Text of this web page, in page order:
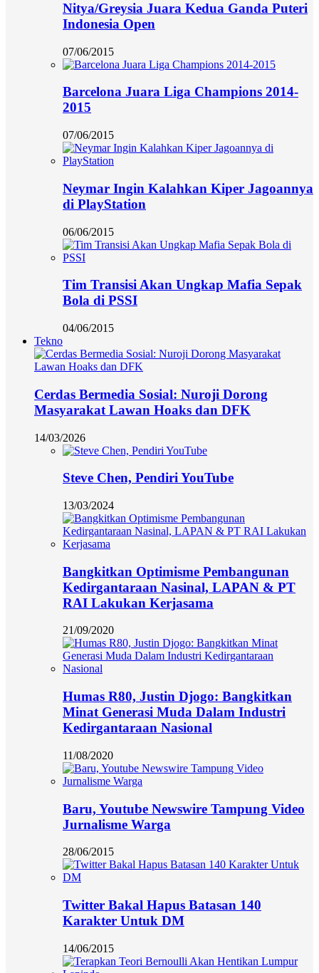
Nitya/Greysia Juara Kedua Ganda Puteri
Indonesia Open
07/06/2015
Barcelona Juara Liga Champions 2014-
2015
07/06/2015
Neymar Ingin Kalahkan Kiper Jagoannya
di PlayStation
06/06/2015
Tim Transisi Akan Ungkap Mafia Sepak
Bola di PSSI
04/06/2015
Tekno
Cerdas Bermedia Sosial: Nuroji Dorong
Masyarakat Lawan Hoaks dan DFK
14/03/2026
Steve Chen, Pendiri YouTube
13/03/2024
Bangkitkan Optimisme Pembangunan
Kedirgantaraan Nasinal, LAPAN & PT
RAI Lakukan Kerjasama
21/09/2020
Humas R80, Justin Djogo: Bangkitkan
Minat Generasi Muda Dalam Industri
Kedirgantaraan Nasional
11/08/2020
Baru, Youtube Newswire Tampung Video
Jurnalisme Warga
28/06/2015
Twitter Bakal Hapus Batasan 140
Karakter Untuk DM
14/06/2015